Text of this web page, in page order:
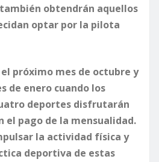
obtendrán aquellos
optar por la pilota
próximo mes de octubre y
de enero cuando los
deportes disfrutarán
el pago de la mensualidad.
la actividad física y
deportiva de estas